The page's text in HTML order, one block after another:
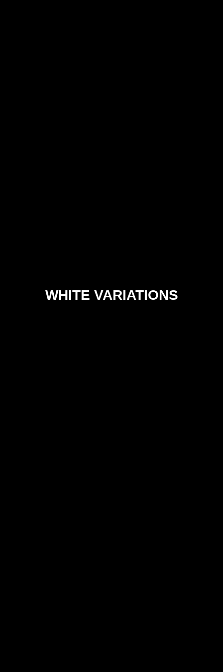
WHITE VARIATIONS